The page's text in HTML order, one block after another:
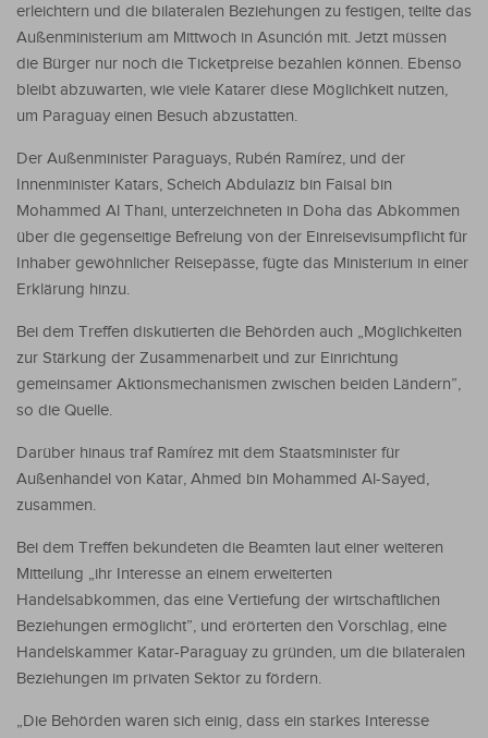
erleichtern und die bilateralen Beziehungen zu festigen, teilte das
Außenministerium am Mittwoch in Asunción mit. Jetzt müssen
die Bürger nur noch die Ticketpreise bezahlen können. Ebenso
bleibt abzuwarten, wie viele Katarer diese Möglichkeit nutzen,
um Paraguay einen Besuch abzustatten.
Der Außenminister Paraguays, Rubén Ramírez, und der
Innenminister Katars, Scheich Abdulaziz bin Faisal bin
Mohammed Al Thani, unterzeichneten in Doha das Abkommen
über die gegenseitige Befreiung von der Einreisevisumpflicht für
Inhaber gewöhnlicher Reisepässe, fügte das Ministerium in einer
Erklärung hinzu.
Bei dem Treffen diskutierten die Behörden auch „Möglichkeiten
zur Stärkung der Zusammenarbeit und zur Einrichtung
gemeinsamer Aktionsmechanismen zwischen beiden Ländern”,
so die Quelle.
Darüber hinaus traf Ramírez mit dem Staatsminister für
Außenhandel von Katar, Ahmed bin Mohammed Al-Sayed,
zusammen.
Bei dem Treffen bekundeten die Beamten laut einer weiteren
Mitteilung „ihr Interesse an einem erweiterten
Handelsabkommen, das eine Vertiefung der wirtschaftlichen
Beziehungen ermöglicht”, und erörterten den Vorschlag, eine
Handelskammer Katar-Paraguay zu gründen, um die bilateralen
Beziehungen im privaten Sektor zu fördern.
„Die Behörden waren sich einig, dass ein starkes Interesse